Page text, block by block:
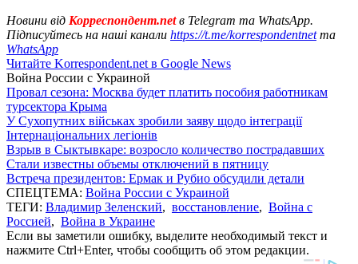
Новини від Корреспондент.netв Telegram та WhatsApp.
Підписуйтесь на наші канали https://t.me/korrespondentnetта
WhatsApp
Читайте Korrespondent.net в Google News
Война России с Украиной
Провал сезона: Москва будет платить пособия работникам
турсектора Крыма
У Сухопутних військах зробили заяву щодо інтеграції
Інтернаціональних легіонів
Взрыв в Сыктывкаре: возросло количество пострадавших
Стали известны объемы отключений в пятницу
Встреча президентов: Ермак и Рубио обсудили детали
СПЕЦТЕМА: Война России с Украиной
ТЕГИ: Владимир Зеленский, восстановление, Война с
Россией, Война в Украине
Если вы заметили ошибку, выделите необходимый текст и
нажмите Ctrl+Enter, чтобы сообщить об этом редакции.